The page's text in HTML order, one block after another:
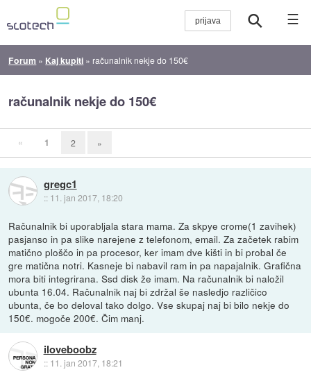
☰
Forum » Kaj kupiti » računalnik nekje do 150€
računalnik nekje do 150€
« 1 2 »
gregc1
:: 11. jan 2017, 18:20
Računalnik bi uporabljala stara mama. Za skpye crome(1 zavihek)
pasjanso in pa slike narejene z telefonom, email. Za začetek rabim
matično ploščo in pa procesor, ker imam dve kišti in bi probal če
gre matična notri. Kasneje bi nabavil ram in pa napajalnik. Grafična
mora biti integrirana. Ssd disk že imam. Na računalnik bi naložil
ubunta 16.04. Računalnik naj bi zdržal še nasledjo različico
ubunta, če bo deloval tako dolgo. Vse skupaj naj bi bilo nekje do
150€. mogoče 200€. Čim manj.
iloveboobz
:: 11. jan 2017, 18:21